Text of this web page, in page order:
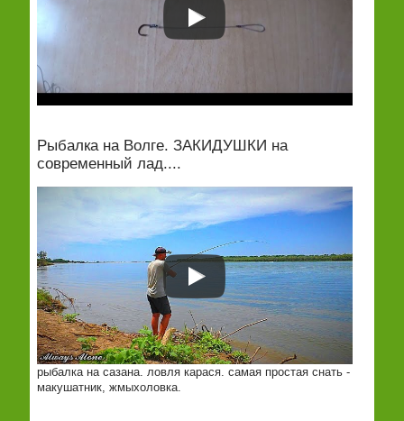
Рыбалка на Волге. ЗАКИДУШКИ на
современный лад....
рыбалка на сазана. ловля карася. самая простая снать -
макушатник, жмыхоловка.